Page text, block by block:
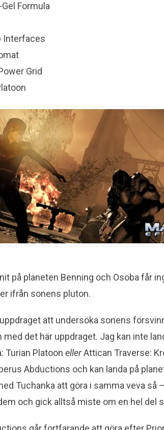
Formula
Interfaces
Grid
på planeten Benning och Osoba får
ifrån sonens pluton.
att undersöka sonens
det här uppdraget. Jag kan inte
Turian PlatoonellerAttican Traverse:
Abductions och kan landa på
Tuchanka att göra i samma veva så
och gick alltså miste om en hel del